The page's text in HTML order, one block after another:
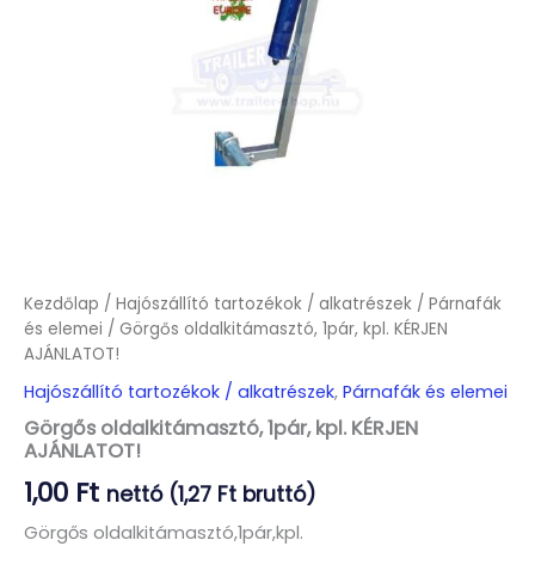
Kezdőlap / Hajószállító tartozékok / alkatrészek / Párnafák
és elemei / Görgős oldalkitámasztó, 1pár, kpl. KÉRJEN
AJÁNLATOT!
Hajószállító tartozékok / alkatrészek, Párnafák és elemei
Görgős oldalkitámasztó, 1pár, kpl. KÉRJEN
AJÁNLATOT!
1,00 Ft nettó (1,27 Ft bruttó)
Görgős oldalkitámasztó,1pár,kpl.